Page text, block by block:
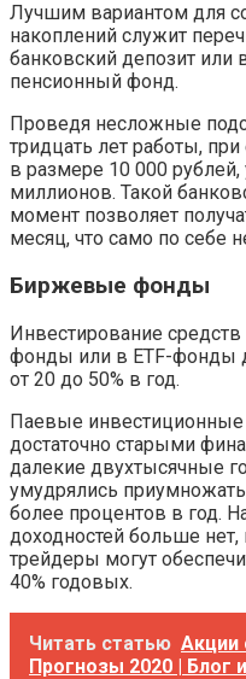
Лучшим вариантом для
накоплений служит
банковский депозит или
пенсионный фонд.
Проведя несложные
тридцать лет работы,
в размере 10 000 рублей,
миллионов. Такой
момент позволяет
месяц, что само по себе
Биржевые фонды
Инвестирование
фонды или в ETF-фонды
от 20 до 50% в год.
Паевые
достаточно старыми
далекие двухтысячные
умудрялись
более процентов в год.
доходностей больше
трейдеры могут
40% годовых.
Читать статью Акции
Прогнозы 2020 | Блог